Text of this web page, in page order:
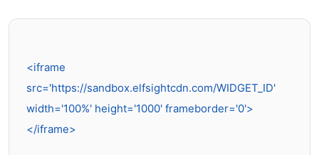
<iframe
src='https://sandbox.elfsightcdn.com/WIDGET_ID'
width='100%' height='1000' frameborder='0'>
</iframe>